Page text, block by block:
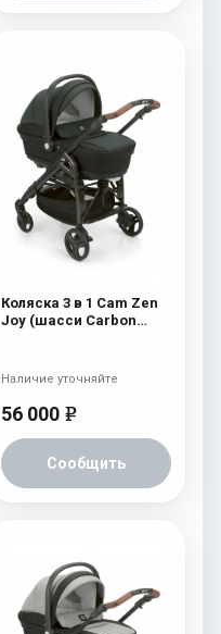
Коляска 3 в 1 Cam Zen
Joy (шасси Carbon
56 000 e
Сообщить
Наличие уточняйте